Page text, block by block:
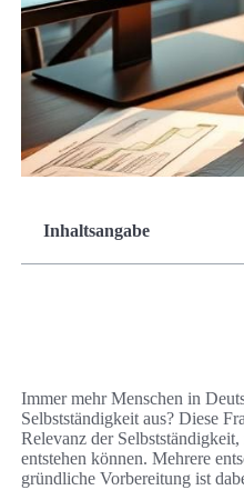
Inhaltsangabe
Immer mehr Menschen in
Selbstständigkeit aus? Diese
Relevanz der
entstehen können. Mehrere
gründliche Vorbereitung ist